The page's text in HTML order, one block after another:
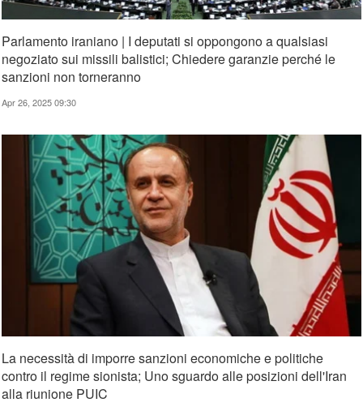
Parlamento iraniano | I deputati si oppongono a qualsiasi
negoziato sui missili balistici; Chiedere garanzie perché le
sanzioni non torneranno
Apr 26, 2025 09:30
La necessità di imporre sanzioni economiche e politiche
contro il regime sionista; Uno sguardo alle posizioni dell'Iran
alla riunione PUIC